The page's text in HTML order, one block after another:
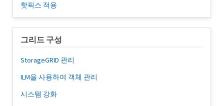
핫픽스 적용
그리드 구성
StorageGRID 관리
ILM을 사용하여 객체 관리
시스템 강화